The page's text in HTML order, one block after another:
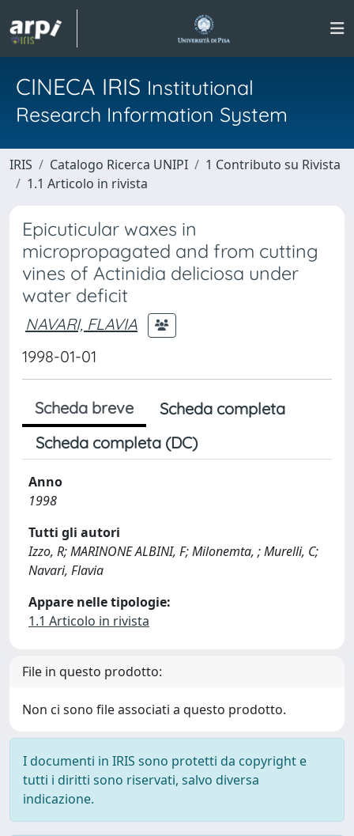
CINECA IRIS Institutional
Research Information System
IRIS Catalogo Ricerca UNIPI
1 Contributo su Rivista
1.1 Articolo in rivista
Epicuticular waxes in
micropropagated and from cutting
vines of Actinidia deliciosa under
water deficit
NAVARI, FLAVIA
1998-01-01
Scheda breve
Scheda completa
Scheda completa (DC)
Anno
1998
Tutti gli autori
Izzo, R; MARINONE ALBINI, F; Milonemta, ; Murelli, C;
Navari, Flavia
Appare nelle tipologie:
1.1 Articolo in rivista
File in questo prodotto:
Non ci sono file associati a questo prodotto.
I documenti in IRIS sono protetti da copyright e
tutti i diritti sono riservati, salvo diversa
indicazione.